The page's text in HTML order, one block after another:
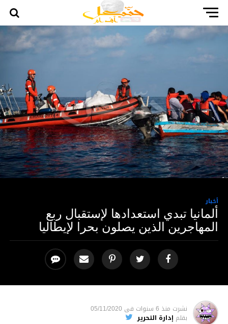
أخبار
ألمانيا تبدي استعدادها لإستقبال ربع
المهاجرين الذين يصلون بحرا لإيطاليا
نشرت منذ 6 سنوات فى 05/11/2020
بقلم إدارة التحرير